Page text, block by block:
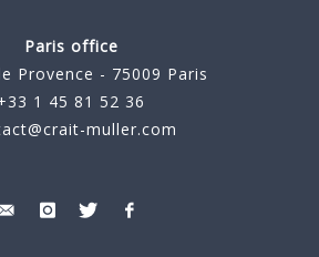
Paris office
Provence - 75009 Paris
1 45 81 52 36
muller.com